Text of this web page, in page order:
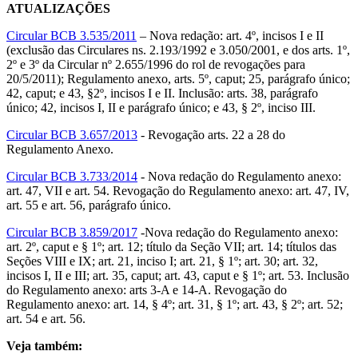
ATUALIZAÇÕES
Circular BCB 3.535/2011 – Nova redação: art. 4º, incisos I e II
(exclusão das Circulares ns. 2.193/1992 e 3.050/2001, e dos arts. 1º,
2º e 3º da Circular nº 2.655/1996 do rol de revogações para
20/5/2011); Regulamento anexo, arts. 5º, caput; 25, parágrafo único;
42, caput; e 43, §2º, incisos I e II. Inclusão: arts. 38, parágrafo
único; 42, incisos I, II e parágrafo único; e 43, § 2º, inciso III.
Circular BCB 3.657/2013 - Revogação arts. 22 a 28 do
Regulamento Anexo.
Circular BCB 3.733/2014 - Nova redação do Regulamento anexo:
art. 47, VII e art. 54. Revogação do Regulamento anexo: art. 47, IV,
art. 55 e art. 56, parágrafo único.
Circular BCB 3.859/2017 -Nova redação do Regulamento anexo:
art. 2º, caput e § 1º; art. 12; título da Seção VII; art. 14; títulos das
Seções VIII e IX; art. 21, inciso I; art. 21, § 1º; art. 30; art. 32,
incisos I, II e III; art. 35, caput; art. 43, caput e § 1º; art. 53. Inclusão
do Regulamento anexo: arts 3-A e 14-A. Revogação do
Regulamento anexo: art. 14, § 4º; art. 31, § 1º; art. 43, § 2º; art. 52;
art. 54 e art. 56.
Veja também: